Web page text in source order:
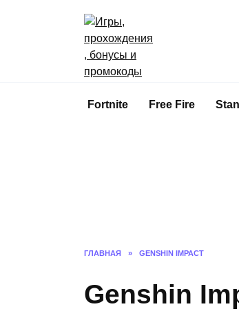
Fortnite Free Fire
ГЛАВНАЯ » GENSHIN IMPACT
Genshin